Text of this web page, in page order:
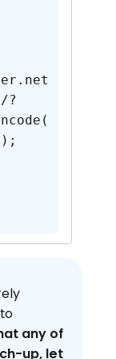
?
any of
up, let